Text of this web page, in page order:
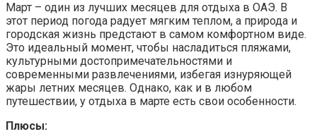
Март – один из лучших месяцев для отдыха в ОАЭ. В
этот период погода радует мягким теплом, а природа и
городская жизнь предстают в самом комфортном виде.
Это идеальный момент, чтобы насладиться пляжами,
культурными достопримечательностями и
современными развлечениями, избегая изнуряющей
жары летних месяцев. Однако, как и в любом
путешествии, у отдыха в марте есть свои особенности.
Плюсы: